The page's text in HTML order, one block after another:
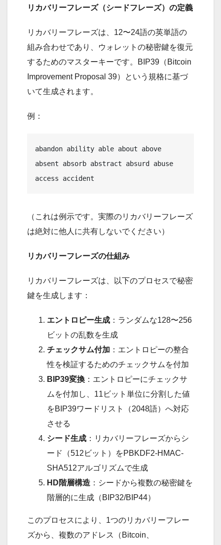
リカバリーフレーズ（シードフレーズ）の定義
リカバリーフレーズは、12〜24語の英単語の
組み合わせであり、ウォレットの秘密鍵を復元
するためのマスターキーです。BIP39（Bitcoin
Improvement Proposal 39）という規格に基づ
いて生成されます。
例：
abandon ability able about above
absent absorb abstract absurd abuse
（これは例示です。実際のリカバリーフレーズ
は絶対に他人に共有しないでください）
リカバリーフレーズの仕組み
リカバリーフレーズは、以下のプロセスで秘密
鍵を生成します：
エントロピー生成 ：ランダムな128〜256
ビットの乱数を生成
チェックサム付加 ：エントロピーの整合
性を検証するためのチェックサムを付加
BIP39変換 ：エントロピーにチェックサ
ムを付加し、11ビット単位に分割した値
をBIP39ワードリスト（2048語）へ対応
させる
シード生成 ：リカバリーフレーズからシ
ード（512ビット）をPBKDF2-HMAC-
SHA512アルゴリズムで生成
HD階層構造 ：シードから複数の秘密鍵を
階層的に生成（BIP32/BIP44）
このプロセスにより、1つのリカバリーフレー
ズから、複数のアドレス（Bitcoin、